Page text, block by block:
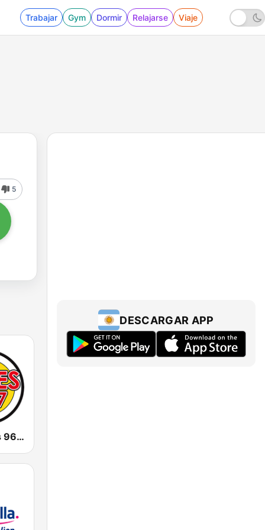
Trabajar Gym Dormir Relajarse Viaje
5
CJWV Oldies 96.7 FM
DESCARGAR APP